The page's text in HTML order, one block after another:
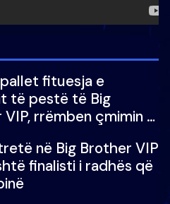
fituesja e
të pestë të Big
rrëmben çmimin e
në Big Brother VIP
finalisti i radhës që